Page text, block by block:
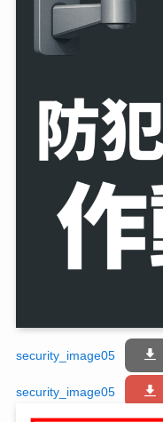
security_image05
security_image05